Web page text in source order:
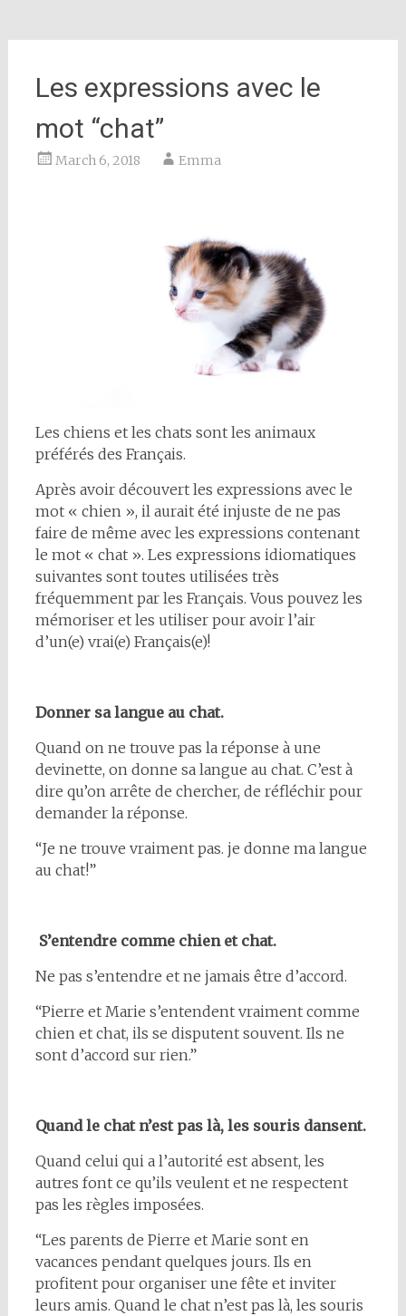
Les expressions avec le
mot “chat”
March 6, 2018 Emma
Les chiens et les chats sont les animaux
préférés des Français.
Après avoir découvert les expressions avec le
mot « chien », il aurait été injuste de ne pas
faire de même avec les expressions contenant
le mot « chat ». Les expressions idiomatiques
suivantes sont toutes utilisées très
fréquemment par les Français. Vous pouvez les
mémoriser et les utiliser pour avoir l’air
d’un(e) vrai(e) Français(e)!
Donner sa langue au chat.
Quand on ne trouve pas la réponse à une
devinette, on donne sa langue au chat. C’est à
dire qu’on arrête de chercher, de réfléchir pour
demander la réponse.
“Je ne trouve vraiment pas. je donne ma langue
au chat!”
S’entendre comme chien et chat.
Ne pas s’entendre et ne jamais être d’accord.
“Pierre et Marie s’entendent vraiment comme
chien et chat, ils se disputent souvent. Ils ne
sont d’accord sur rien.”
Quand le chat n’est pas là, les souris dansent.
Quand celui qui a l’autorité est absent, les
autres font ce qu’ils veulent et ne respectent
pas les règles imposées.
“Les parents de Pierre et Marie sont en
vacances pendant quelques jours. Ils en
profitent pour organiser une fête et inviter
leurs amis. Quand le chat n’est pas là, les souris